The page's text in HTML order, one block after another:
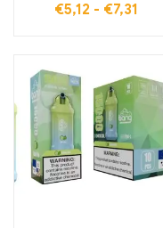
μιας χρήσης παρέχει
εμπειρία ατμίσματος
€5,12 - €7,31